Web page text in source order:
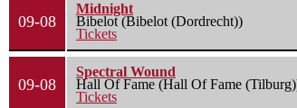
09-08
Midnight
Bibelot (Bibelot (Dordrecht))
Tickets
09-08
Spectral Wound
Hall Of Fame (Hall Of Fame
Tickets